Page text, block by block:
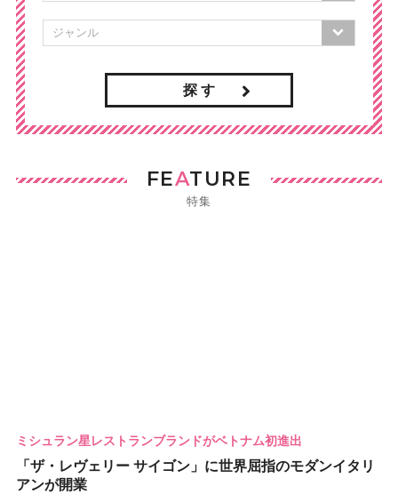
探 す
FEATURE
特集
ミシュラン星レストランブランドがベトナム初進出
「ザ・レヴェリー サイゴン」に世界屈指のモダンイタリ
アンが開業